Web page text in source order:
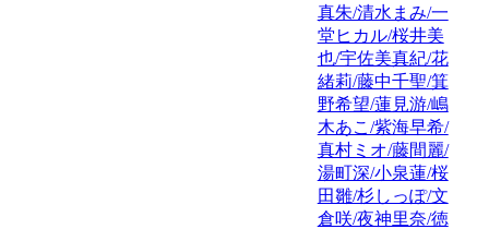
真朱/清水まみ/一
堂ヒカル/桜井美
也/宇佐美真紀/花
緒莉/藤中千聖/箕
野希望/蓮見游/嶋
木あこ/紫海早希/
真村ミオ/藤間麗/
湯町深/小泉蓮/桜
田雛/杉しっぽ/文
倉咲/夜神里奈/徳